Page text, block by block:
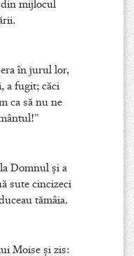
mijlocul
în jurul lor,
a fugit; căci
ca să nu ne
Domnul şi a
sute cincizeci
tămâia.
Moise şi zis: